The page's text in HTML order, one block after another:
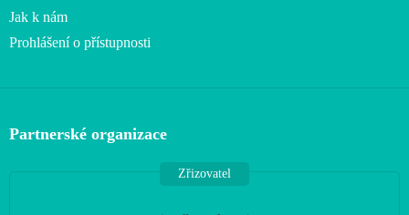
Jak k nám
Prohlášení o přístupnosti
Partnerské organizace
Zřizovatel